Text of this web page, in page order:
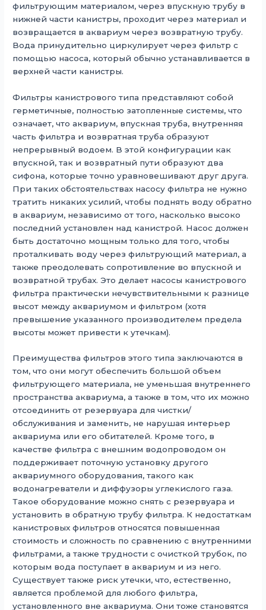
фильтрующим материалом, через впускную трубу в
нижней части канистры, проходит через материал и
возвращается в аквариум через возвратную трубу.
Вода принудительно циркулирует через фильтр с
помощью насоса, который обычно устанавливается в
верхней части канистры.
Фильтры канистрового типа представляют собой
герметичные, полностью затопленные системы, что
означает, что аквариум, впускная труба, внутренняя
часть фильтра и возвратная труба образуют
непрерывный водоем. В этой конфигурации как
впускной, так и возвратный пути образуют два
сифона, которые точно уравновешивают друг друга.
При таких обстоятельствах насосу фильтра не нужно
тратить никаких усилий, чтобы поднять воду обратно
в аквариум, независимо от того, насколько высоко
последний установлен над канистрой. Насос должен
быть достаточно мощным только для того, чтобы
проталкивать воду через фильтрующий материал, а
также преодолевать сопротивление во впускной и
возвратной трубах. Это делает насосы канистрового
фильтра практически нечувствительными к разнице
высот между аквариумом и фильтром (хотя
превышение указанного производителем предела
высоты может привести к утечкам).
Преимущества фильтров этого типа заключаются в
том, что они могут обеспечить большой объем
фильтрующего материала, не уменьшая внутреннего
пространства аквариума, а также в том, что их можно
отсоединить от резервуара для чистки/
обслуживания и заменить, не нарушая интерьер
аквариума или его обитателей. Кроме того, в
качестве фильтра с внешним водопроводом он
поддерживает поточную установку другого
аквариумного оборудования, такого как
водонагреватели и диффузоры углекислого газа.
Такое оборудование можно снять с резервуара и
установить в обратную трубу фильтра. К недостаткам
канистровых фильтров относятся повышенная
стоимость и сложность по сравнению с внутренними
фильтрами, а также трудности с очисткой трубок, по
которым вода поступает в аквариум и из него.
Существует также риск утечки, что, естественно,
является проблемой для любого фильтра,
установленного вне аквариума. Они тоже становятся